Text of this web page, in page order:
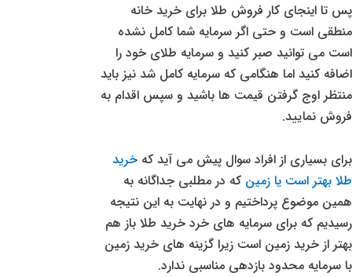
پس تا اینجای کار فروش طلا برای خرید خانه
منطقی است و حتی اگر سرمایه شما کامل نشده
است می توانید صبر کنید و سرمایه طلای خود را
اضافه کنید اما هنگامی که سرمایه کامل شد نیز باید
منتظر اوج گرفتن قیمت ها باشید و سپس اقدام به
فروش نمایید.
برای بسیاری از افراد سوال پیش می آید که خرید
طلا بهتر است یا زمین که در مطلبی جداگانه به
همین موضوع پرداختیم و در نهایت به این نتیجه
رسیدیم که برای سرمایه های خرد خرید طلا باز هم
بهتر از خرید زمین است زیرا گزینه های خرید زمین
با سرمایه محدود بازدهی مناسبی ندارد.